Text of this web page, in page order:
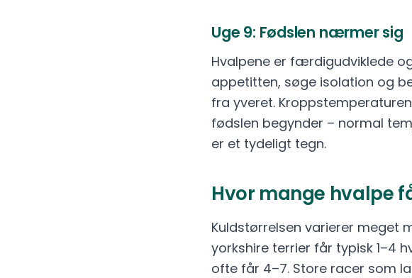
Uge 9: Fødslen nærmer sig
Hvalpene er færdigudviklede
appetitten, søge isolation og
fra yveret. Kroppstemperaturen
fødslen begynder – normal
er et tydeligt tegn.
Hvor mange hvalpe
Kuldstørrelsen varierer meget
yorkshire terrier får typisk 1–4
ofte får 4–7. Store racer som